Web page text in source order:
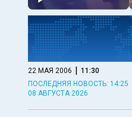
22 МАЯ 2006 | 11:30
ПОСЛЕДНЯЯ НОВОСТЬ: 14:25
08 АВГУСТА 2026